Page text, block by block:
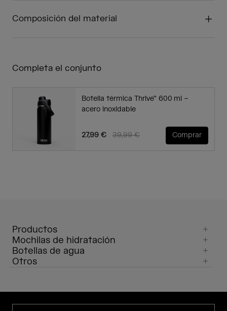
Composición del material
Completa el conjunto
Botella térmica Thrive™ 600 ml –
acero inoxidable
Price reduced from
39,99 €to
27,99 € Comprar
Productos
Mochilas de hidratación
Botellas de agua
Otros